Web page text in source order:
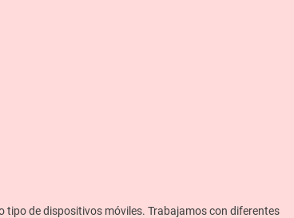
tipo de dispositivos móviles. Trabajamos con diferentes